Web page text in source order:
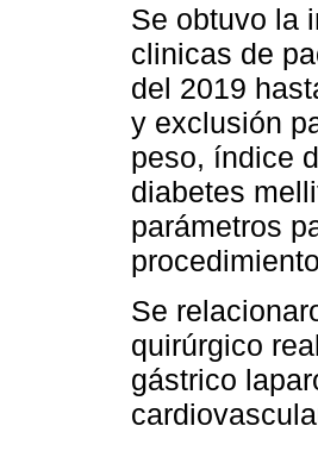
Se obtuvo la
clinicas de
del 2019
y exclusión
peso, índice
diabetes
parámetros
Se
quirúrgico
gástrico